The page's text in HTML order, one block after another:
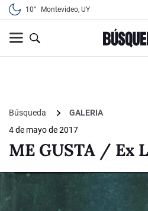
10° Montevideo, UY
Búsqueda
GALERIA
4 de mayo de 2017
ME GUSTA / Ex